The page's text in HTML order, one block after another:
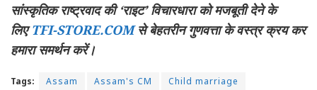
सांस्कृतिक राष्ट्रवाद की ‘राइट’ विचारधारा को मजबूती देने के
लिएTFI-STORE.COMसे बेहतरीन गुणवत्ता के वस्त्र क्रय कर
हमारा समर्थन करें।
Tags: Assam Assam's CM
Child marriage